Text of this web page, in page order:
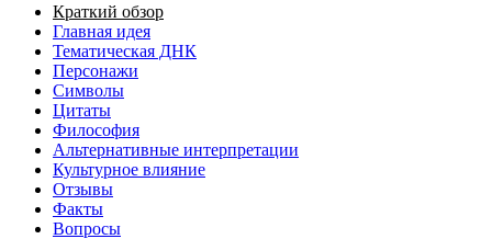
Краткий обзор
Главная идея
Тематическая ДНК
Персонажи
Символы
Цитаты
Философия
Альтернативные интерпретации
Культурное влияние
Отзывы
Факты
Вопросы